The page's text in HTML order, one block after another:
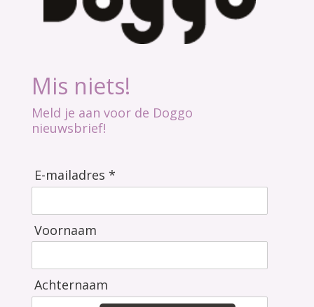
Mis niets!
Meld je aan voor de Doggo
nieuwsbrief!
E-mailadres *
Voornaam
Achternaam